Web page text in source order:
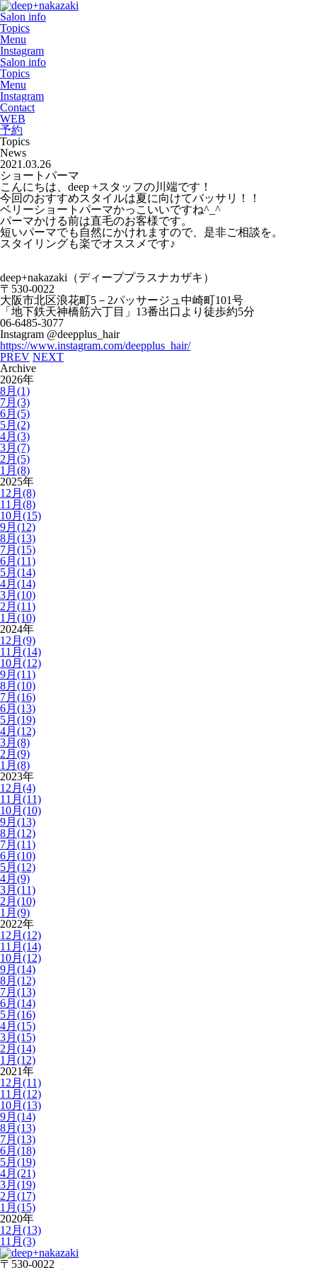
Salon info
Topics
Menu
Instagram
Salon info
Topics
Menu
Instagram
Contact
WEB
予約
Topics
News
2021.03.26
ショートパーマ
こんにちは、deep +スタッフの川端です！
今回のおすすめスタイルは夏に向けてバッサリ！！
ベリーショートパーマかっこいいですね^_^
パーマかける前は直毛のお客様です。
短いパーマでも自然にかけれますので、是非ご相談を。
スタイリングも楽でオススメです♪
deep+nakazaki （ディーププラスナカザキ）
〒 530-0022
大阪市北区浪花町5 － 2パッサージュ中崎町101号
「地下鉄天神橋筋六丁目」 13番出口より徒歩約5分
06-6485-3077
Instagram @deepplus_hair
https://www.instagram.com/deepplus_hair/
PREV NEXT
Archive
2026年
8月(1)
7月(3)
6月(5)
5月(2)
4月(3)
3月(7)
2月(5)
1月(8)
2025年
12月(8)
11月(8)
10月(15)
9月(12)
8月(13)
7月(15)
6月(11)
5月(14)
4月(14)
3月(10)
2月(11)
1月(10)
2024年
12月(9)
11月(14)
10月(12)
9月(11)
8月(10)
7月(16)
6月(13)
5月(19)
4月(12)
3月(8)
2月(9)
1月(8)
2023年
12月(4)
11月(11)
10月(10)
9月(13)
8月(12)
7月(11)
6月(10)
5月(12)
4月(9)
3月(11)
2月(10)
1月(9)
2022年
12月(12)
11月(14)
10月(12)
9月(14)
8月(12)
7月(13)
6月(14)
5月(16)
4月(15)
3月(15)
2月(14)
1月(12)
2021年
12月(11)
11月(12)
10月(13)
9月(14)
8月(13)
7月(13)
6月(18)
5月(19)
4月(21)
3月(19)
2月(17)
1月(15)
2020年
12月(13)
11月(3)
〒530-0022